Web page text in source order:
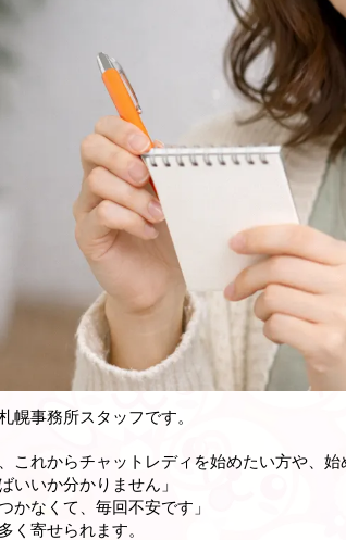
幌事務所スタッフです。
これからチャットレディを始めたい方や、
いいか分かりません」
かなくて、毎回不安です」
く寄せられます。